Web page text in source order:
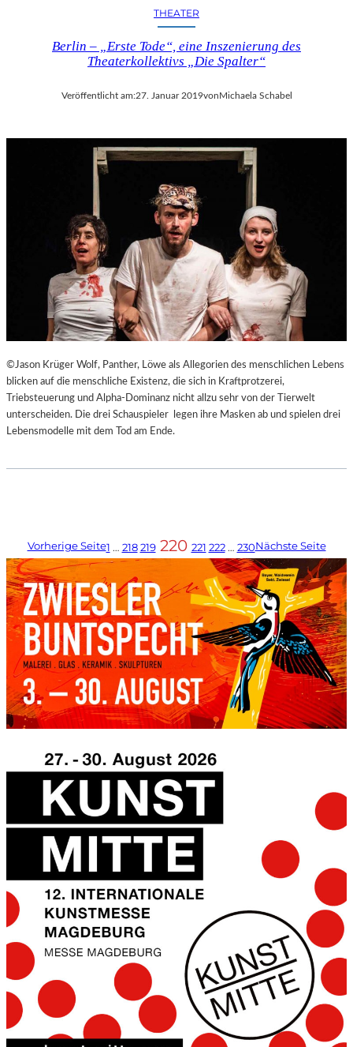
THEATER
Berlin – „Erste Tode“, eine Inszenierung des
Theaterkollektivs „Die Spalter“
Veröffentlicht am:27. Januar 2019vonMichaela Schabel
©Jason Krüger Wolf, Panther, Löwe als Allegorien des menschlichen Lebens
blicken auf die menschliche Existenz, die sich in Kraftprotzerei,
Triebsteuerung und Alpha-Dominanz nicht allzu sehr von der Tierwelt
unterscheiden. Die drei Schauspieler legen ihre Masken ab und spielen drei
Lebensmodelle mit dem Tod am Ende.
Vorherige Seite1 … 218 219 220 221 222 … 230Nächste Seite